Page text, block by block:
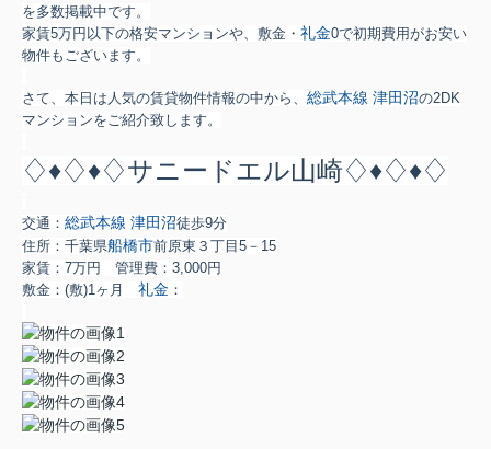
を多数掲載中です。
家賃5万円以下の格安マンションや、敷金・ 礼金0で初期費用がお安い
物件もございます。
さて、本日は人気の賃貸物件情報の中から、 総武本線 津田沼の2DK
マンションをご紹介致します。
♢♦♢♦♢サニードエル山崎♢♦♢♦♢
交通： 総武本線 津田沼徒歩9分
住所：千葉県船橋市前原東３丁目5－15
家賃：7万円 管理費：3,000円
敷金： (敷)1ヶ月 礼金 ：